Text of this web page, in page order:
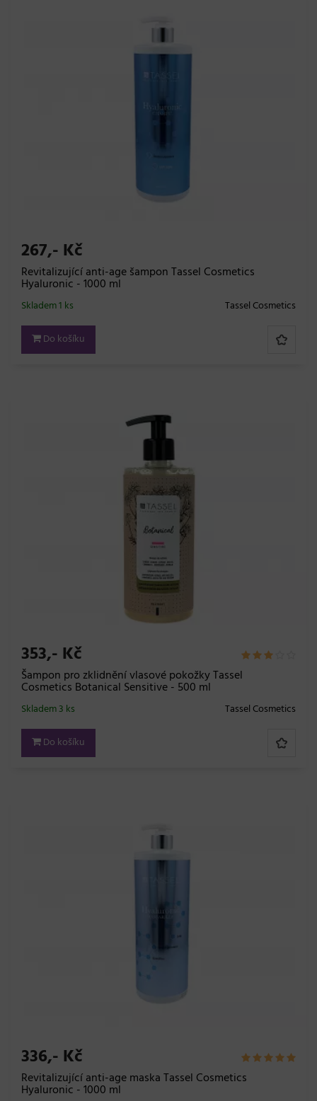
267,- Kč
Revitalizující anti-age šampon Tassel Cosmetics
Hyaluronic - 1000 ml
Tassel Cosmetics
Skladem 1 ks
Do košíku
353,- Kč
Šampon pro zklidnění vlasové pokožky Tassel
Cosmetics Botanical Sensitive - 500 ml
Tassel Cosmetics
Skladem 3 ks
Do košíku
336,- Kč
Revitalizující anti-age maska Tassel Cosmetics
Hyaluronic - 1000 ml